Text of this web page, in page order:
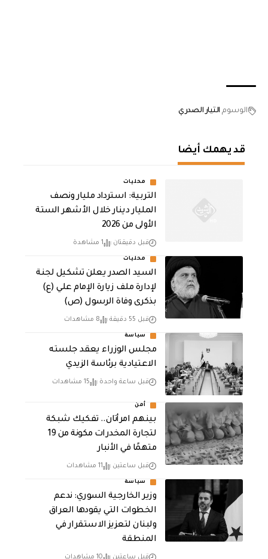
الوسوم التيار الصدري
قد يهمك أيضا
محليات
التربية: استرداد مليار ونصف
المليار دينار خلال الأشهر الستة
الأولى من 2026
قبل دقيقتان 1 مشاهدة
محليات
السيد الصدر يعلن تشكيل لجنة
لإدارة ملف زيارة الإمام علي (ع)
بذكرى وفاة الرسول (ص)
قبل 55 دقيقة 8 مشاهدات
سياسة
مجلس الوزراء يعقد جلسته
الاعتيادية برئاسة الزيدي
قبل ساعة واحدة 15 مشاهدات
أمن
بينهم امرأتان.. تفكيك شبكة
لتجارة المخدرات مكونة من 19
متهمًا في الأنبار
قبل ساعتين 11 مشاهدات
سياسة
وزير الخارجية السوري: ندعم
الخطوات التي يقودها العراق
ولبنان لتعزيز الاستقرار في
المنطقة
قبل ساعتين 10 مشاهدات